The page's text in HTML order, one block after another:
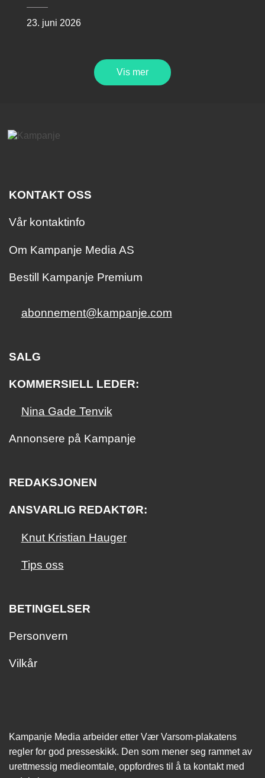
23. juni 2026
Vis mer
KONTAKT OSS
Vår kontaktinfo
Om Kampanje Media AS
Bestill Kampanje Premium
abonnement@kampanje.com
SALG
KOMMERSIELL LEDER:
Nina Gade Tenvik
Annonsere på Kampanje
REDAKSJONEN
ANSVARLIG REDAKTØR:
Knut Kristian Hauger
Tips oss
BETINGELSER
Personvern
Vilkår
Kampanje Media arbeider etter Vær Varsom-plakatens
regler for god presseskikk. Den som mener seg rammet av
urettmessig medie­omtale, oppfordres til å ta kontakt med